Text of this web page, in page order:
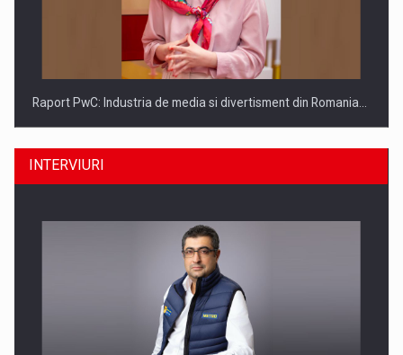
Raport PwC: Industria de media si divertisment din Romania…
Ce nu stiu Directorii de HR despre performanta echipelor…
INTERVIURI